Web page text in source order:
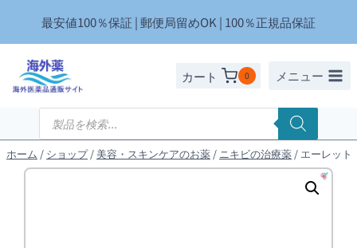
を
最安値100％保証 | 郵便局留めOK | 100％正規品保証
カート 0 メニュー
商
検
索
ホーム / ショップ / 美容・スキンケアのお薬 / ニキビの治療薬 / エーレット